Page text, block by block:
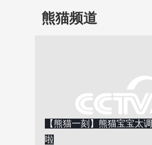
熊猫频道
【熊猫一刻】熊猫宝宝太
啦